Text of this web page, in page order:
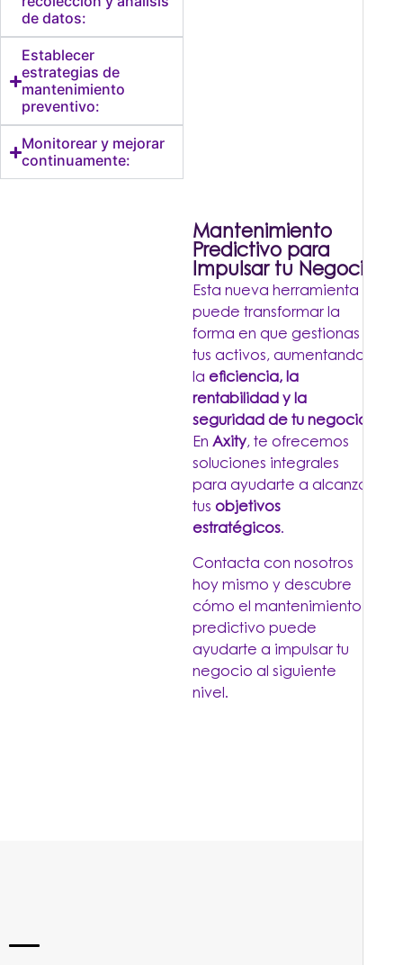
de datos:
Establecer
estrategias de
mantenimiento
preventivo:
Monitorear y mejorar
continuamente:
Mantenimiento
Predictivo para
Impulsar tu Negocio
Esta nueva herramienta
puede transformar la
forma en que gestionas
tus activos, aumentando
laeficiencia, la
rentabilidad y la
seguridad de tu negocio
EnAxity, te ofrecemos
soluciones integrales
para ayudarte a alcanzar
tusobjetivos
estratégicos.
Contacta con nosotros
hoy mismo y descubre
cómo el mantenimiento
predictivo puede
ayudarte a impulsar tu
negocio al siguiente
nivel.